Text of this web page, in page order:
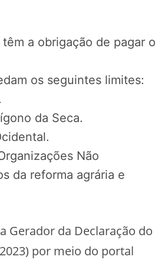
a obrigação de pagar o
os seguintes limites:
da Seca.
Não
da reforma agrária e
Gerador da Declaração do
por meio do portal